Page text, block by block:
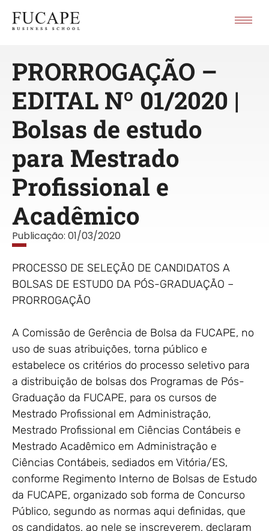
PRORROGAÇÃO –
EDITAL Nº 01/2020 |
Bolsas de estudo
para Mestrado
Profissional e
Acadêmico
Publicação: 01/03/2020
PROCESSO DE SELEÇÃO DE CANDIDATOS A
BOLSAS DE ESTUDO DA PÓS-GRADUAÇÃO –
PRORROGAÇÃO
A Comissão de Gerência de Bolsa da FUCAPE, no
uso de suas atribuições, torna público e
estabelece os critérios do processo seletivo para
a distribuição de bolsas dos Programas de Pós-
Graduação da FUCAPE, para os cursos de
Mestrado Profissional em Administração,
Mestrado Profissional em Ciências Contábeis e
Mestrado Acadêmico em Administração e
Ciências Contábeis, sediados em Vitória/ES,
conforme Regimento Interno de Bolsas de Estudo
da FUCAPE, organizado sob forma de Concurso
Público, segundo as normas aqui definidas, que
os candidatos, ao nele se inscreverem, declaram